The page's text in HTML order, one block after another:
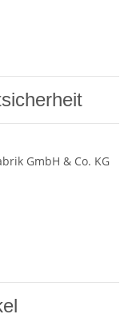
GmbH & Co. KG